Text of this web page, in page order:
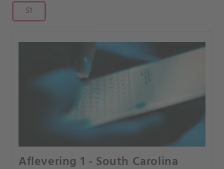
S1
Aflevering 1 - South Carolina